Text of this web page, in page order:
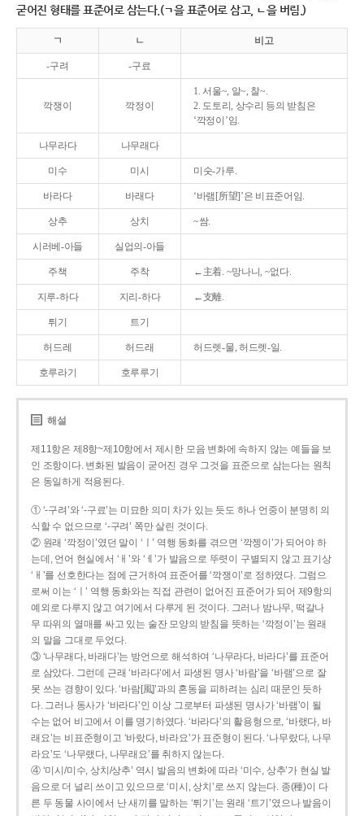
굳어진 형태를 표준어로 삼는다.(ㄱ을 표준어로 삼고, ㄴ을 버림.)
ㄱ ㄴ 비고
-구려 -구료
깍쟁이 깍정이
1. 서울~, 알~, 찰~.
2. 도토리, 상수리 등의 받침은
‘깍정이’임.
나무라다 나무래다
미수 미시 미숫-가루.
바라다 바래다 ‘바램[所望]’은 비표준어임.
상추 상치 ~쌈.
시러베-아들 실업의-아들
주책 주착 ←主着. ~망나니, ~없다.
지루-하다 지리-하다 ←支離.
튀기 트기
허드레 허드래 허드렛-물, 허드렛-일.
호루라기 호루루기
해설
제11항은 제8항~제10항에서 제시한 모음 변화에 속하지 않는 예들을 보
인 조항이다. 변화된 발음이 굳어진 경우 그것을 표준으로 삼는다는 원칙
은 동일하게 적용된다.
① ‘-구려’와 ‘-구료’는 미묘한 의미 차가 있는 듯도 하나 언중이 분명히 의
식할 수 없으므로 ‘-구려’ 쪽만 살린 것이다.
② 원래 ‘깍정이’였던 말이 ‘ㅣ’ 역행 동화를 겪으면 ‘깍젱이’가 되어야 하
는데, 언어 현실에서 ‘ㅐ’와 ‘ㅔ’가 발음으로 뚜렷이 구별되지 않고 표기상
‘ㅐ’를 선호한다는 점에 근거하여 표준어를 ‘깍쟁이’로 정하였다. 그럼으
로써 이는 ‘ㅣ’ 역행 동화와는 직접 관련이 없어진 표준어가 되어 제9항의
예외로 다루지 않고 여기에서 다루게 된 것이다. 그러나 밤나무, 떡갈나
무 따위의 열매를 싸고 있는 술잔 모양의 받침을 뜻하는 ‘깍정이’는 원래
의 말을 그대로 두었다.
③ ‘나무래다, 바래다’는 방언으로 해석하여 ‘나무라다, 바라다’를 표준어
로 삼았다. 그런데 근래 ‘바라다’에서 파생된 명사 ‘바람’을 ‘바램’으로 잘
못 쓰는 경향이 있다. ‘바람[風]’과의 혼동을 피하려는 심리 때문인 듯하
다. 그러나 동사가 ‘바라다’인 이상 그로부터 파생된 명사가 ‘바램’이 될
수는 없어 비고에서 이를 명기하였다. ‘바라다’의 활용형으로, ‘바랬다, 바
래요’는 비표준형이고 ‘바랐다, 바라요’가 표준형이 된다. ‘나무랐다, 나무
라요’도 ‘나무랬다, 나무래요’를 취하지 않는다.
④ ‘미시/미수, 상치/상추’ 역시 발음의 변화에 따라 ‘미수, 상추’가 현실 발
음으로 더 널리 쓰이고 있으므로 ‘미시, 상치’로 쓰지 않는다. 종(種)이 다
른 두 동물 사이에서 난 새끼를 말하는 ‘튀기’는 원래 ‘트기’였으나 발음이